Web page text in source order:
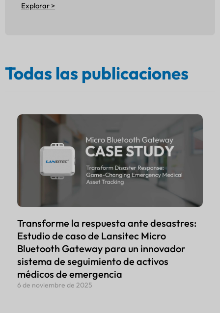
Explorar >
Todas las publicaciones
Transforme la respuesta ante desastres:
Estudio de caso de Lansitec Micro
Bluetooth Gateway para un innovador
sistema de seguimiento de activos
médicos de emergencia
6 de noviembre de 2025